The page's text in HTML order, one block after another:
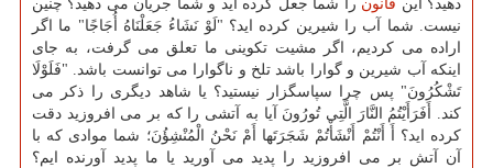
دهید؟ این قانون را شما جعل كرده اید و شما جریان می دهید؟ چنین
نیست. شما آب را شیرین كرده اید؟ "لَوْ نَشَاءُ جَعَلْنَاهُ أُجَاجًا" ما اگر
اراده می كردیم، اگر مشیت تكوینی ما تعلق می گرفت، به جای
اینكه آب شیرین و گوارا باشد تلخ و ناگوارا می توانست باشد. "فَلَوْلَا
تَشْكُرُونَ" پس چرا سپاسگزار نیستید؟ یا شاهد دیگری را ذكر می
كند. أَفَرَأَیْتُمُ النَّارَ الَّتِی تُورُونَ آیا به آتشی را كه بر می افروزید دقت
كرده اید؟ أَ أَنْتُمْ أَنْشَأْتُمْ شَجَرَتَها أَمْ نَحْنُ الْمُنْشِؤُنَ؛ شما موادی كه با
آن آتش بر می افروزید را پدید می آورید یا ما پدید آورنده ایم؟